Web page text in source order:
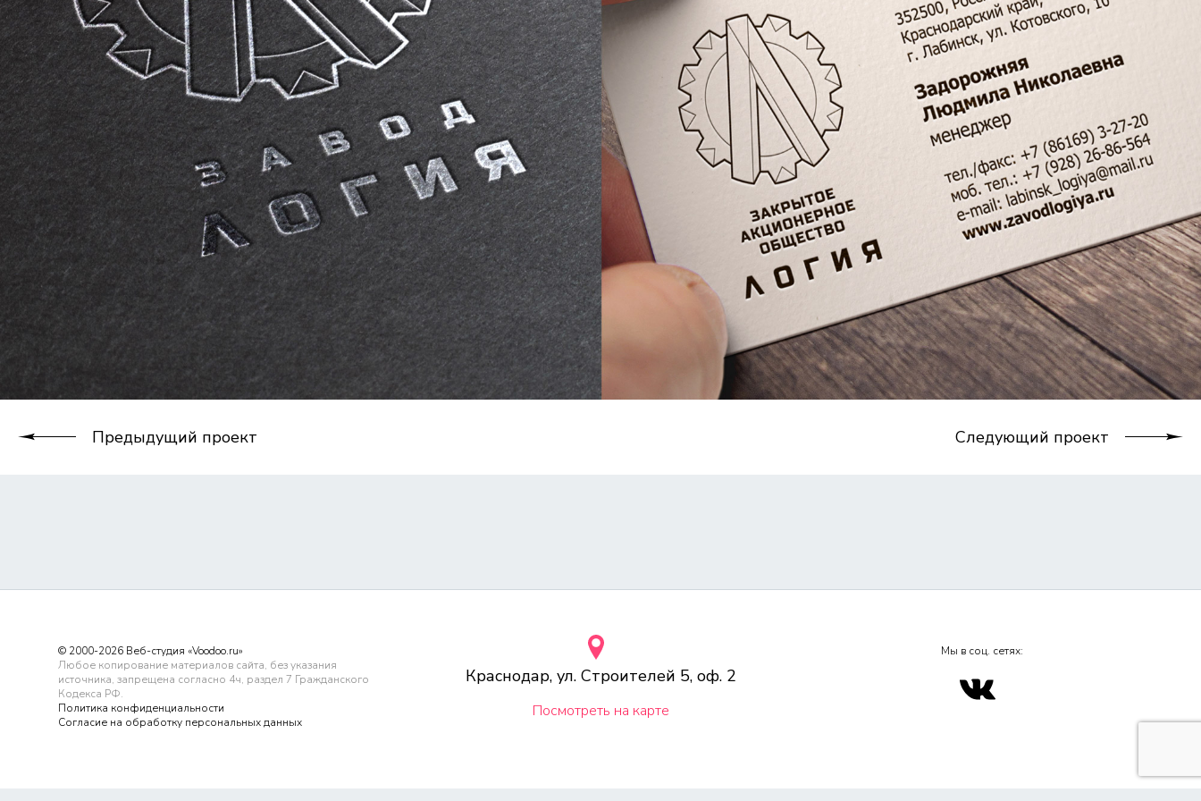
Предыдущий проект Следующий проект
© 2000-2026 Веб-студия «Voodoo.ru»
Любое копирование материалов сайта, без указания
источника, запрещена согласно 4ч, раздел 7 Гражданского
Кодекса РФ.
Политика конфиденциальности
Согласие на обработку персональных данных
Краснодар, ул. Строителей 5, оф. 2
Посмотреть на карте
Мы в соц. сетях: